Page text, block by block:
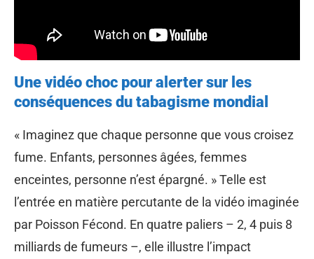
Une vidéo choc pour alerter sur les
conséquences du tabagisme mondial
« Imaginez que chaque personne que vous croisez
fume. Enfants, personnes âgées, femmes
enceintes, personne n’est épargné. » Telle est
l’entrée en matière percutante de la vidéo imaginée
par Poisson Fécond. En quatre paliers – 2, 4 puis 8
milliards de fumeurs –, elle illustre l’impact